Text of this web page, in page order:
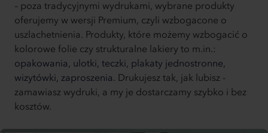
– poza tradycyjnymi wydrukami, wybrane produkty
oferujemy w wersji Premium, czyli wzbogacone o
uszlachetnienia. Produkty, które możemy wzbogacić o
kolorowe folie czy strukturalne lakiery to m.in.:
opakowania, ulotki, teczki, plakaty jednostronne,
wizytówki, zaproszenia. Drukujesz tak, jak lubisz -
zamawiasz wydruki, a my je dostarczamy szybko i bez
kosztów.